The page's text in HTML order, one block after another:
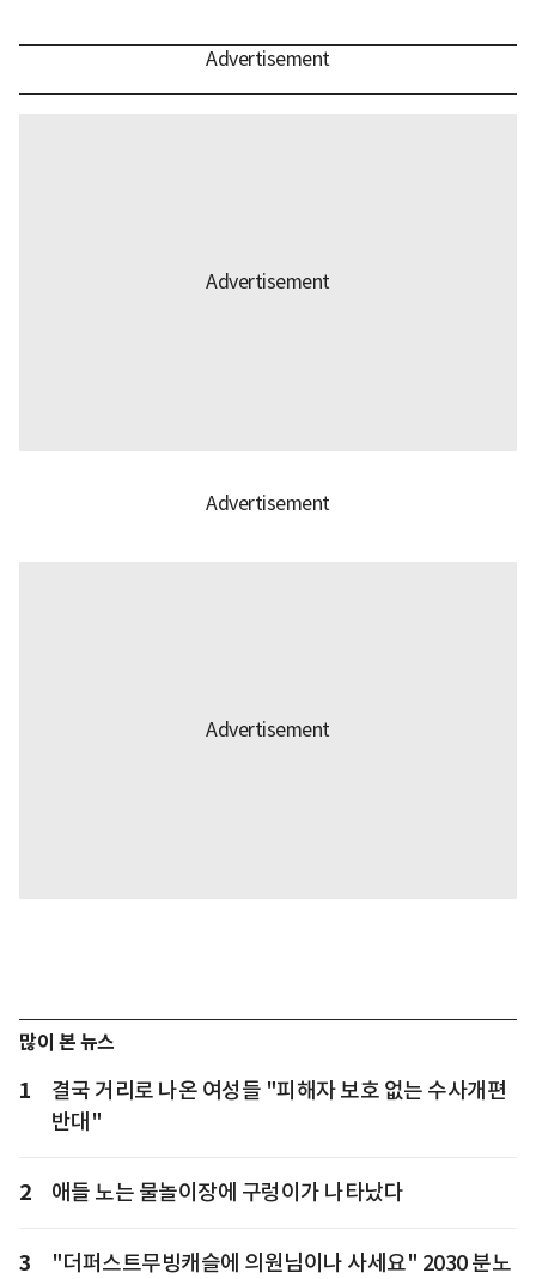
많이 본 뉴스
1
결국 거리로 나온 여성들 "피해자 보호 없는 수사개편
반대"
2 애들 노는 물놀이장에 구렁이가 나타났다
3
"더퍼스트무빙캐슬에 의원님이나 사세요" 2030 분노